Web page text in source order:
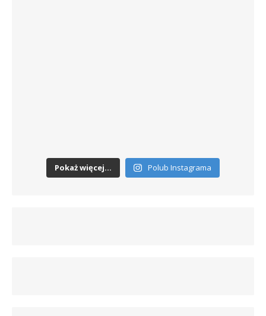
Pokaż więcej... Polub Instagrama